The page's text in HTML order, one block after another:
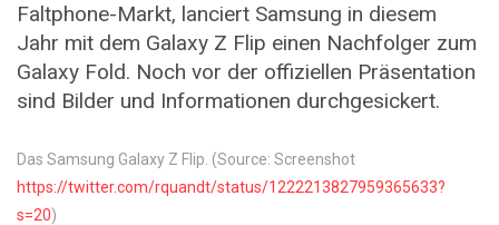
Faltphone-Markt, lanciert Samsung in diesem
Jahr mit dem Galaxy Z Flip einen Nachfolger zum
Galaxy Fold. Noch vor der offiziellen Präsentation
sind Bilder und Informationen durchgesickert.
Das Samsung Galaxy Z Flip. (Source: Screenshot
https://twitter.com/rquandt/status/1222213827959365633?
s=20)